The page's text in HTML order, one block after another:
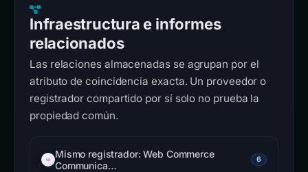
Infraestructura e informes
relacionados
Las relaciones almacenadas se agrupan por el
atributo de coincidencia exacta. Un proveedor o
registrador compartido por sí solo no prueba la
propiedad común.
Mismo registrador: Web Commerce
Communica…
6